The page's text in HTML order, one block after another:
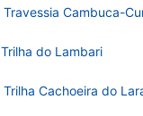
Travessia Cambuca-
Trilha do Lambari
Trilha Cachoeira do